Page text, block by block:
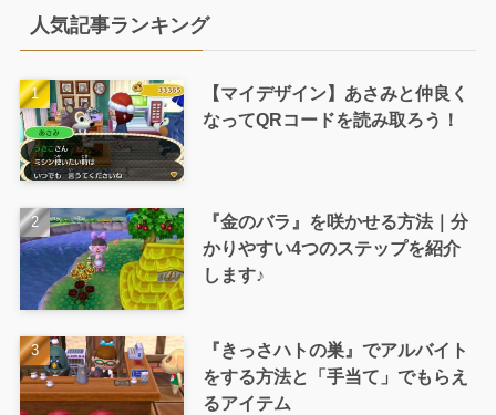
人気記事ランキング
【マイデザイン】あさみと仲良く
なってQRコードを読み取ろう！
『金のバラ』を咲かせる方法｜分
かりやすい4つのステップを紹介
します♪
『きっさハトの巣』でアルバイト
をする方法と「手当て」でもらえ
るアイテム